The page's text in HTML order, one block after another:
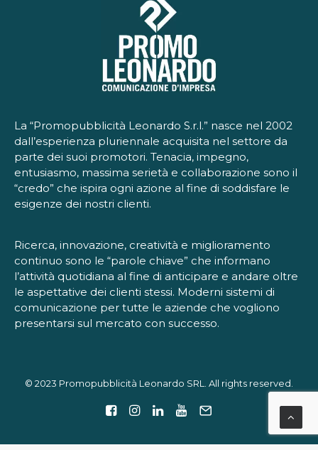
La “Promopubblicità Leonardo S.r.l.” nasce nel 2002
dall’esperienza pluriennale acquisita nel settore da
parte dei suoi promotori. Tenacia, impegno,
entusiasmo, massima serietà e collaborazione sono il
“credo” che ispira ogni azione al fine di soddisfare le
esigenze dei nostri clienti.
Ricerca, innovazione, creatività e miglioramento
continuo sono le “parole chiave” che informano
l’attività quotidiana al fine di anticipare e andare oltre
le aspettative dei clienti stessi. Moderni sistemi di
comunicazione per tutte le aziende che vogliono
presentarsi sul mercato con successo.
© 2023 Promopubblicità Leonardo SRL. All rights reserved.